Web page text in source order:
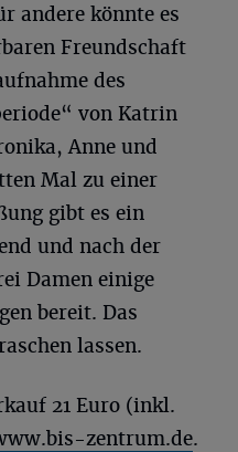
andere könnte es
Freundschaft
des
von Katrin
Anne und
Mal zu einer
gibt es ein
und nach der
Damen einige
bereit. Das
lassen.
21 Euro (inkl.
zentrum.de.